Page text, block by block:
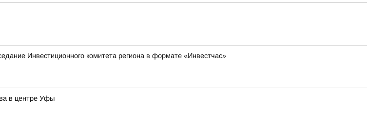
Инвестиционного комитета региона в формате «Инвестчас»
в центре Уфы